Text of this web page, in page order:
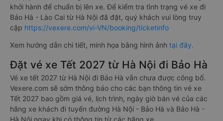
khởi hành để chuẩn bị lên xe. Để kiểm tra tình trạng vé xe đi
Bảo Hà - Lào Cai từ Hà Nội đã đặt, quý khách vui lòng truy
cập https://vexere.com/vi-VN/booking/ticketinfo
Xem hướng dẫn chi tiết, minh họa bằng hình ảnh tại đây.
Đặt vé xe Tết 2027 từ Hà Nội đi Bảo Hà
Vé xe tết 2027 từ Hà Nội đi Bảo Hà vẫn chưa được công bố.
Vexere.com sẽ sớm thông báo cho các bạn thông tin vé xe
Tết 2027 bao gồm giá vé, lịch trình, ngày giờ bán vé của các
hãng xe khách đi tuyến đường Hà Nội - Bảo Hà và Bảo Hà -
Hà Nội ngay khi có thông tin từ các hãng xe.